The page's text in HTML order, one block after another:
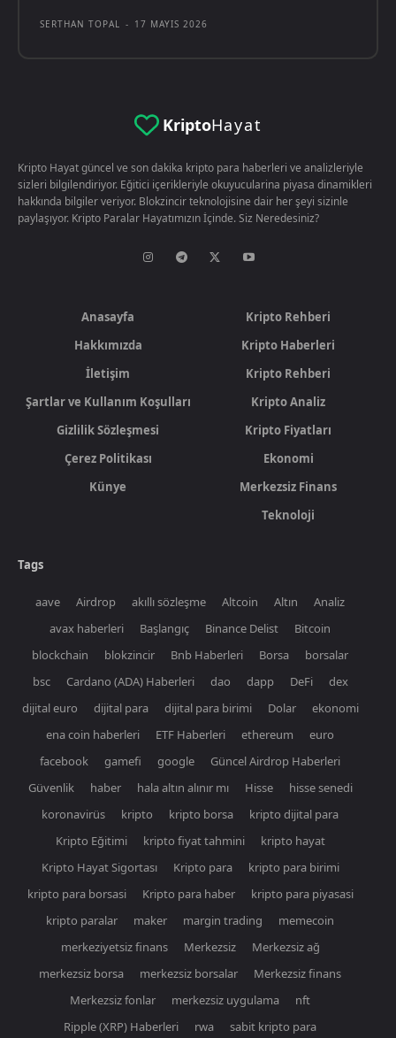
SERTHAN TOPAL - 17 MAYIS 2026
KriptoHayat
Kripto Hayat güncel ve son dakika kripto para haberleri ve analizleriyle
sizleri bilgilendiriyor. Eğitici içerikleriyle okuyucularina piyasa dinamikleri
hakkında bilgiler veriyor. Blokzincir teknolojisine dair her şeyi sizinle
paylaşıyor. Kripto Paralar Hayatımızın İçinde. Siz Neredesiniz?
Anasayfa
Hakkımızda
İletişim
Şartlar ve Kullanım Koşulları
Gizlilik Sözleşmesi
Çerez Politikası
Künye
Kripto Rehberi
Kripto Haberleri
Kripto Rehberi
Kripto Analiz
Kripto Fiyatları
Ekonomi
Merkezsiz Finans
Teknoloji
Tags
aave Airdrop akıllı sözleşme Altcoin Altın
Analiz
avax haberleri
Başlangıç Binance Delist
Bitcoin
blockchain
blokzincir Bnb Haberleri Borsa
borsalar
bsc
Cardano (ADA) Haberleri dao dapp DeFi
dex
dijital euro
dijital para dijital para birimi Dolar
ekonomi
ena coin haberleri
ETF Haberleri ethereum
euro
facebook
gamefi google
Güncel Airdrop Haberleri
Güvenlik
haber hala altın alınır mı Hisse
hisse senedi
koronavirüs
kripto kripto borsa
kripto dijital para
Kripto Eğitimi
kripto fiyat tahmini
kripto hayat
Kripto Hayat Sigortası
Kripto para
kripto para birimi
kripto para borsasi
Kripto para haber
kripto para piyasasi
kripto paralar
maker margin trading
memecoin
merkeziyetsiz finans
Merkezsiz
Merkezsiz ağ
merkezsiz borsa
merkezsiz borsalar
Merkezsiz finans
Merkezsiz fonlar
merkezsiz uygulama
nft
Ripple (XRP) Haberleri
rwa sabit kripto para